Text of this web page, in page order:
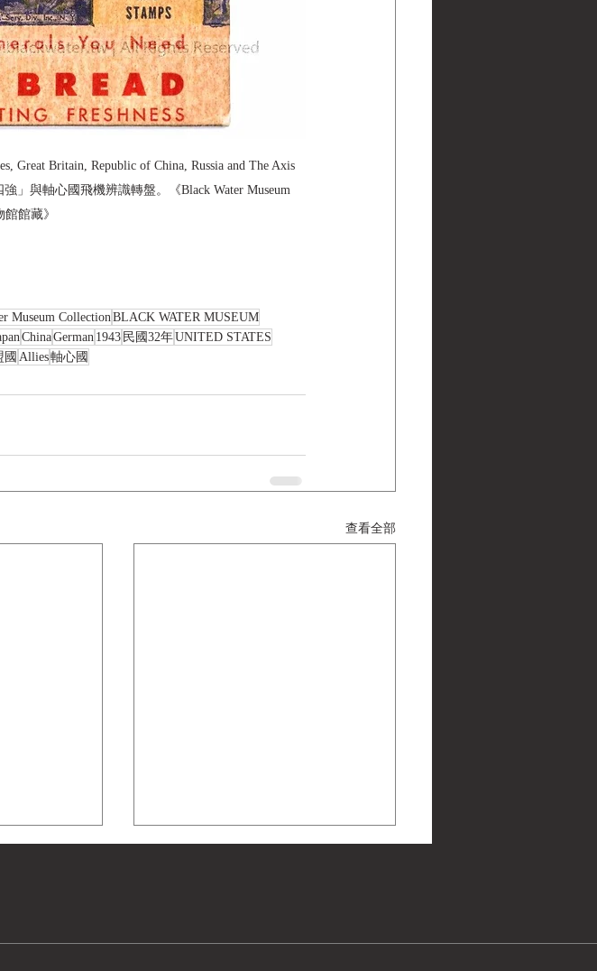
Great Britain, Republic of China, Russia and The Axis
」與軸心國飛機辨識轉盤。《Black Water Museum
館藏》
Museum Collection BLACK WATER MUSEUM
ChinaGerman 1943 民國32年UNITED STATES
國 Allies軸心國
查看全部